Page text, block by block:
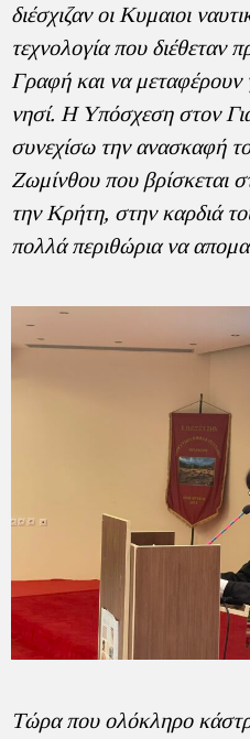
διέσχιζαν οι Κυμαιοι
τεχνολογία που διέθεταν
Γραφή και να
νησί. Η Υπόσχεση στον
συνεχίσω την ανασκαφή
Ζωμίνθου που βρίσκεται
την Κρήτη, στην καρδιά
πολλά περιθώρια να
Τώρα που ολόκληρο